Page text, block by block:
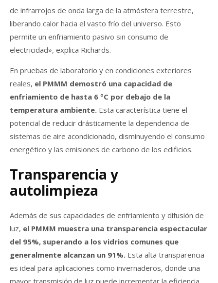
de infrarrojos de onda larga de la atmósfera terrestre,
liberando calor hacia el vasto frío del universo. Esto
permite un enfriamiento pasivo sin consumo de
electricidad», explica Richards.
En pruebas de laboratorio y en condiciones exteriores
reales, el PMMM demostró una capacidad de
enfriamiento de hasta 6 °C por debajo de la
temperatura ambiente. Esta característica tiene el
potencial de reducir drásticamente la dependencia de
sistemas de aire acondicionado, disminuyendo el consumo
energético y las emisiones de carbono de los edificios.
Transparencia y
autolimpieza
Además de sus capacidades de enfriamiento y difusión de
luz, el PMMM muestra una transparencia espectacular
del 95%, superando a los vidrios comunes que
generalmente alcanzan un 91%. Esta alta transparencia
es ideal para aplicaciones como invernaderos, donde una